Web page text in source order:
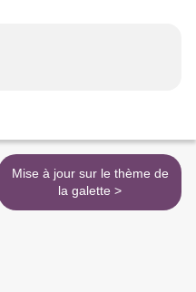
Mise à jour sur le thème de
la galette >